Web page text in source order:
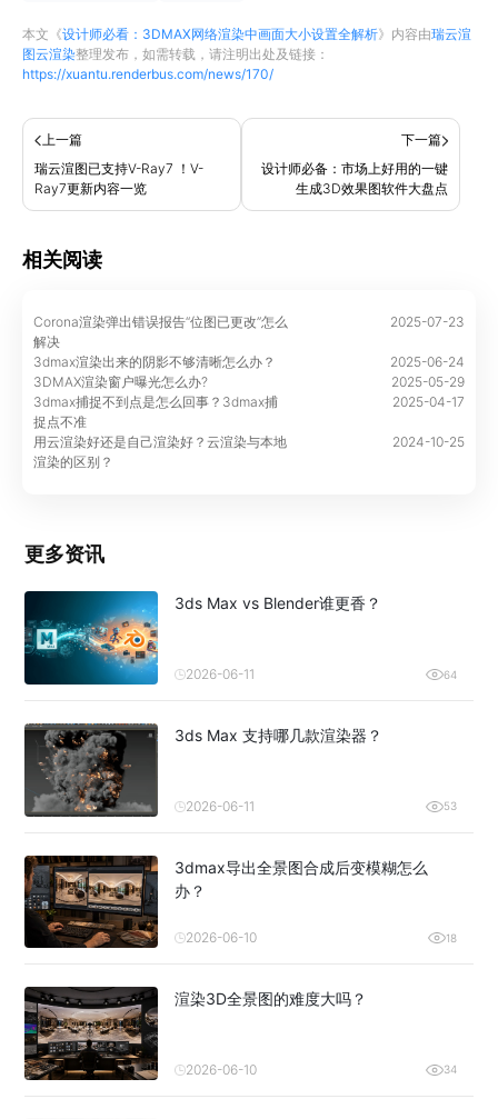
本文《设计师必看：3DMAX网络渲染中画面大小设置全解析》内容由瑞云渲
图云渲染整理发布，如需转载，请注明出处及链接：
https://xuantu.renderbus.com/news/170/
上一篇
瑞云渲图已支持V-Ray7 ！V-
Ray7更新内容一览
下一篇
设计师必备：市场上好用的一键
生成3D效果图软件大盘点
相关阅读
Corona渲染弹出错误报告“位图已更改”怎么
解决
2025-07-23
3dmax渲染出来的阴影不够清晰怎么办？
2025-06-24
3DMAX渲染窗户曝光怎么办?
2025-05-29
3dmax捕捉不到点是怎么回事？3dmax捕
捉点不准
2025-04-17
用云渲染好还是自己渲染好？云渲染与本地
渲染的区别？
2024-10-25
更多资讯
3ds Max vs Blender谁更香？
2026-06-11 64
3ds Max 支持哪几款渲染器？
2026-06-11 53
3dmax导出全景图合成后变模糊怎么
办？
2026-06-10 18
渲染3D全景图的难度大吗？
2026-06-10 34